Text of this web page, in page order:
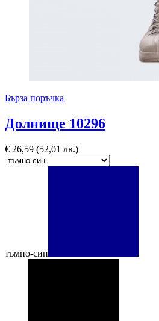
Бърза поръчка
Долнище 10296
€ 26,59 (52,01 лв.)
тъмно-син